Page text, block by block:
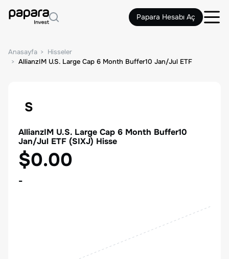
Papara Hesabı Aç
Anasayfa
Hisseler
AllianzIM U.S. Large Cap 6 Month Buffer10 Jan/Jul ETF
S
AllianzIM U.S. Large Cap 6 Month Buffer10
Jan/Jul ETF (SIXJ) Hisse
$0.00
-